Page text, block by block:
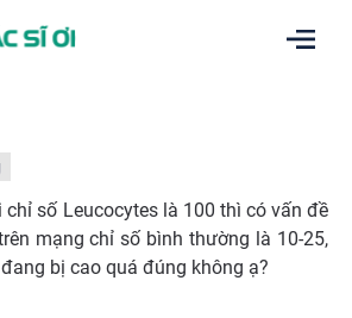
chỉ số Leucocytes là 100 thì có vấn đề
mạng chỉ số bình thường là 10-25,
bị cao quá đúng không ạ?